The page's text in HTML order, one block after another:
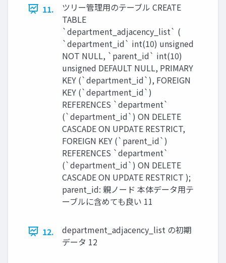
11.
ツリー管理用のテーブル CREATE
TABLE
`department_adjacency_list` (
`department_id` int(10) unsigned
NOT NULL, `parent_id` int(10)
unsigned DEFAULT NULL, PRIMARY
KEY (`department_id`), FOREIGN
KEY (`department_id`)
REFERENCES `department`
(`department_id`) ON DELETE
CASCADE ON UPDATE RESTRICT,
FOREIGN KEY (`parent_id`)
REFERENCES `department`
(`department_id`) ON DELETE
CASCADE ON UPDATE RESTRICT );
parent_id: 親ノード 本体データ用テ
ーブルに含めても良い 11
12.
department_adjacency_list の初期
データ 12